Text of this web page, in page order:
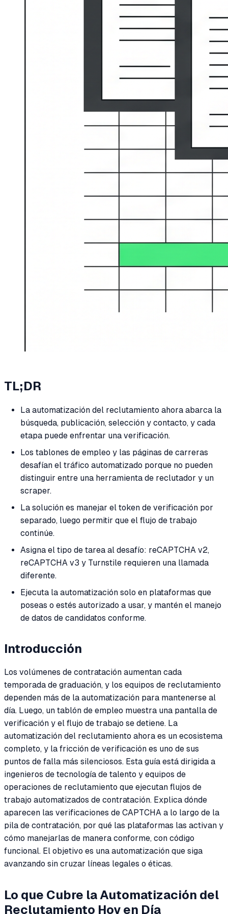
TL;DR
La automatización del reclutamiento ahora abarca la
búsqueda, publicación, selección y contacto, y cada
etapa puede enfrentar una verificación.
Los tablones de empleo y las páginas de carreras
desafían el tráfico automatizado porque no pueden
distinguir entre una herramienta de reclutador y un
scraper.
La solución es manejar el token de verificación por
separado, luego permitir que el flujo de trabajo
continúe.
Asigna el tipo de tarea al desafío: reCAPTCHA v2,
reCAPTCHA v3 y Turnstile requieren una llamada
diferente.
Ejecuta la automatización solo en plataformas que
poseas o estés autorizado a usar, y mantén el manejo
de datos de candidatos conforme.
Introducción
Los volúmenes de contratación aumentan cada
temporada de graduación, y los equipos de reclutamiento
dependen más de la automatización para mantenerse al
día. Luego, un tablón de empleo muestra una pantalla de
verificación y el flujo de trabajo se detiene. La
automatización del reclutamiento ahora es un ecosistema
completo, y la fricción de verificación es uno de sus
puntos de falla más silenciosos. Esta guía está dirigida a
ingenieros de tecnología de talento y equipos de
operaciones de reclutamiento que ejecutan flujos de
trabajo automatizados de contratación. Explica dónde
aparecen las verificaciones de CAPTCHA a lo largo de la
pila de contratación, por qué las plataformas las activan y
cómo manejarlas de manera conforme, con código
funcional. El objetivo es una automatización que siga
avanzando sin cruzar líneas legales o éticas.
Lo que Cubre la Automatización del
Reclutamiento Hoy en Día